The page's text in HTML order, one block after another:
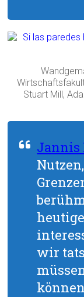
Stuart Mill,
Jannis
wir